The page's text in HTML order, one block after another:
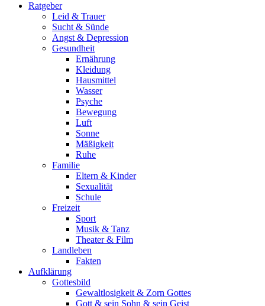
Ratgeber
Leid & Trauer
Sucht & Sünde
Angst & Depression
Gesundheit
Ernährung
Kleidung
Hausmittel
Wasser
Psyche
Bewegung
Luft
Sonne
Mäßigkeit
Ruhe
Familie
Eltern & Kinder
Sexualität
Schule
Freizeit
Sport
Musik & Tanz
Theater & Film
Landleben
Fakten
Aufklärung
Gottesbild
Gewaltlosigkeit & Zorn Gottes
Gott & sein Sohn & sein Geist